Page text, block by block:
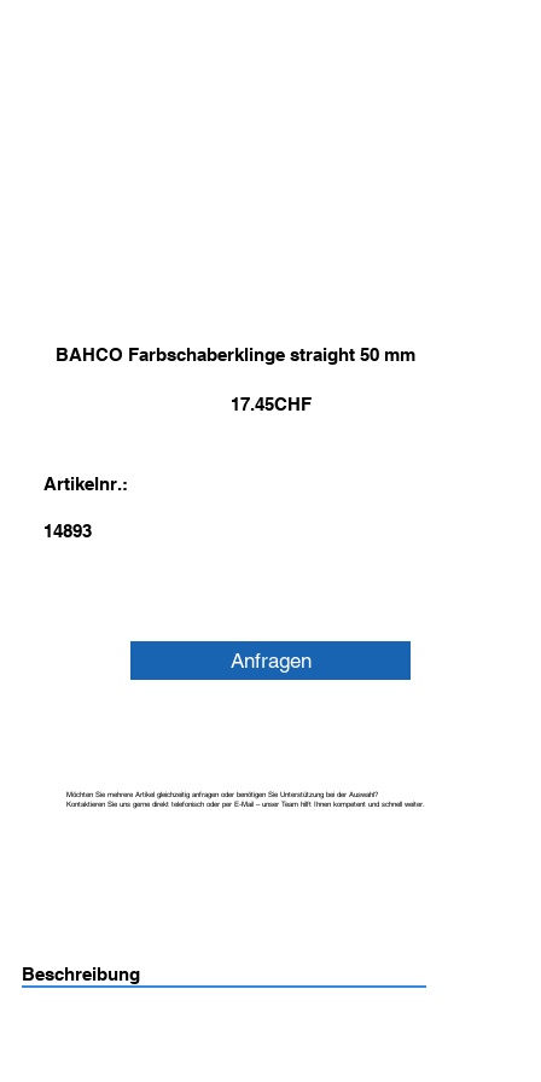
BAHCO Farbschaberklinge straight 50 mm
17.45CHF
Artikelnr.:
14893
Anfragen
Möchten Sie mehrere Artikel gleichzeitig anfragen oder benötigen Sie Unterstützung bei der Auswahl?
Kontaktieren Sie uns gerne direkt telefonisch oder per E-Mail – unser Team hilft Ihnen kompetent und schnell weiter.
Beschreibung